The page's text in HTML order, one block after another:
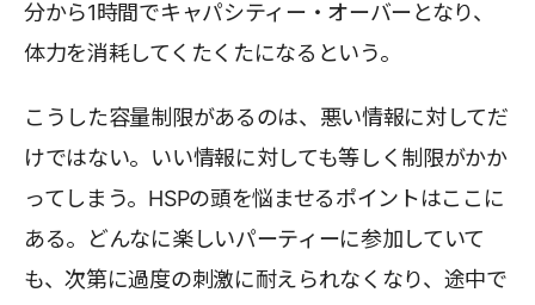
分から1時間でキャパシティー・オーバーとなり、
体力を消耗してくたくたになるという。
こうした容量制限があるのは、悪い情報に対してだ
けではない。いい情報に対しても等しく制限がかか
ってしまう。HSPの頭を悩ませるポイントはここに
ある。どんなに楽しいパーティーに参加していて
も、次第に過度の刺激に耐えられなくなり、途中で